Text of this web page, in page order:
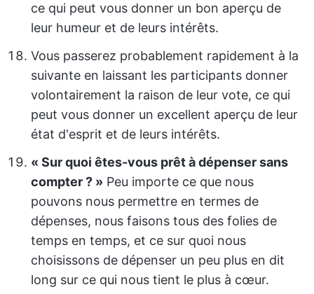
ce qui peut vous donner un bon aperçu de
leur humeur et de leurs intérêts.
Vous passerez probablement rapidement à la
suivante en laissant les participants donner
volontairement la raison de leur vote, ce qui
peut vous donner un excellent aperçu de leur
état d'esprit et de leurs intérêts.
« Sur quoi êtes-vous prêt à dépenser sans
compter ? » Peu importe ce que nous
pouvons nous permettre en termes de
dépenses, nous faisons tous des folies de
temps en temps, et ce sur quoi nous
choisissons de dépenser un peu plus en dit
long sur ce qui nous tient le plus à cœur.